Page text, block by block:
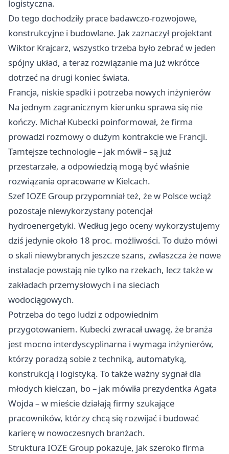
logistyczna.
Do tego dochodziły prace badawczo-rozwojowe,
konstrukcyjne i budowlane. Jak zaznaczył projektant
Wiktor Krajcarz, wszystko trzeba było zebrać w jeden
spójny układ, a teraz rozwiązanie ma już wkrótce
dotrzeć na drugi koniec świata.
Francja, niskie spadki i potrzeba nowych inżynierów
Na jednym zagranicznym kierunku sprawa się nie
kończy. Michał Kubecki poinformował, że firma
prowadzi rozmowy o dużym kontrakcie we Francji.
Tamtejsze technologie – jak mówił – są już
przestarzałe, a odpowiedzią mogą być właśnie
rozwiązania opracowane w Kielcach.
Szef IOZE Group przypomniał też, że w Polsce wciąż
pozostaje niewykorzystany potencjał
hydroenergetyki. Według jego oceny wykorzystujemy
dziś jedynie około 18 proc. możliwości. To dużo mówi
o skali niewybranych jeszcze szans, zwłaszcza że nowe
instalacje powstają nie tylko na rzekach, lecz także w
zakładach przemysłowych i na sieciach
wodociągowych.
Potrzeba do tego ludzi z odpowiednim
przygotowaniem. Kubecki zwracał uwagę, że branża
jest mocno interdyscyplinarna i wymaga inżynierów,
którzy poradzą sobie z techniką, automatyką,
konstrukcją i logistyką. To także ważny sygnał dla
młodych kielczan, bo – jak mówiła prezydentka Agata
Wojda – w mieście działają firmy szukające
pracowników, którzy chcą się rozwijać i budować
karierę w nowoczesnych branżach.
Struktura IOZE Group pokazuje, jak szeroko firma